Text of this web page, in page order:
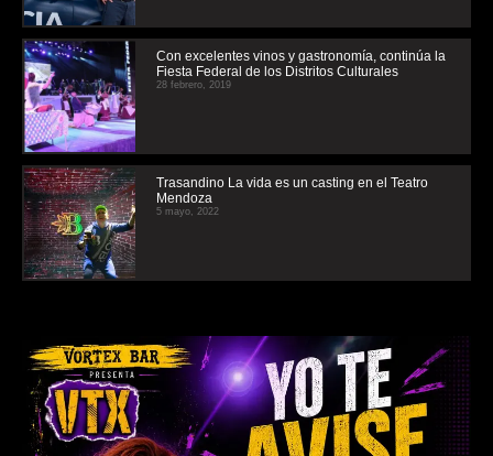
Con excelentes vinos y gastronomía, continúa la
Fiesta Federal de los Distritos Culturales
28 febrero, 2019
Trasandino La vida es un casting en el Teatro
Mendoza
5 mayo, 2022